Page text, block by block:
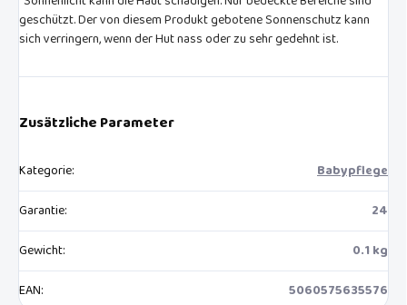
geschützt. Der von diesem Produkt gebotene Sonnenschutz kann
sich verringern, wenn der Hut nass oder zu sehr gedehnt ist.
Zusätzliche Parameter
Kategorie:
Babypflege
Garantie:
24
Gewicht:
0.1 kg
EAN: 5060575635576